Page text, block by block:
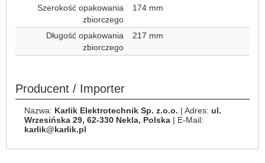
Szerokość opakowania
zbiorczego
174 mm
Długość opakowania
zbiorczego
217 mm
Producent / Importer
Nazwa: Karlik Elektrotechnik Sp. z.o.o. | Adres: ul.
Wrzesińska 29, 62-330 Nekla, Polska | E-Mail:
karlik@karlik.pl